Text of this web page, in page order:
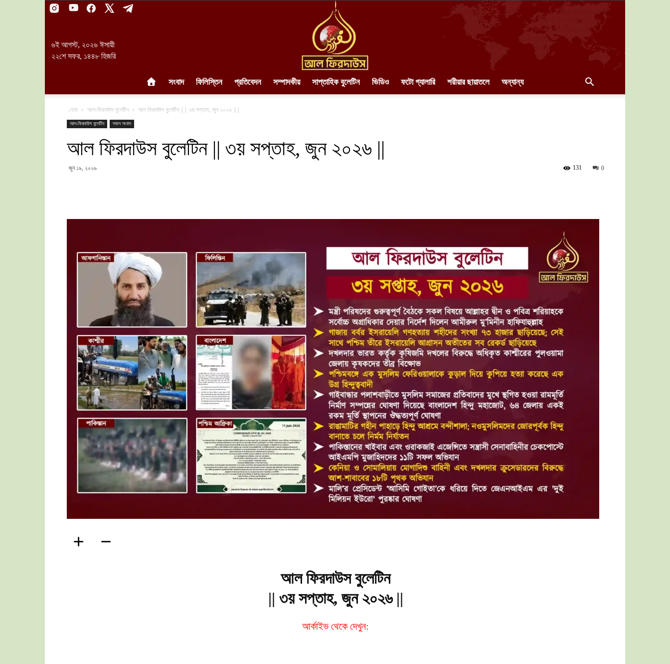
৬ই আগস্ট, ২০২৬ ঈসায়ী
২২শে সফর, ১৪৪৮ হিজরি
সংবাদ ফিলিস্তিন প্রতিবেদন সম্পাদকীয় সাপ্তাহিক বুলেটিন ভিডিও ফটো গ্যালারি শরীয়ার ছায়াতলে অন্যান্য
হোম আল-ফিরদাউস বুলেটিন আল ফিরদাউস বুলেটিন || ৩য় সপ্তাহ, জুন ২০২৬ ||
আল-ফিরদাউস বুলেটিন সকল সংবাদ
আল ফিরদাউস বুলেটিন || ৩য় সপ্তাহ, জুন ২০২৬ ||
জুন ১৯, ২০২৬ 0
131
আল ফিরদাউস বুলেটিন
|| ৩য় সপ্তাহ, জুন ২০২৬ ||
আর্কাইভ থেকে দেখুন: